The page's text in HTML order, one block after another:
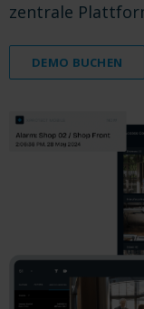
zentrale
DEMO BUCHEN